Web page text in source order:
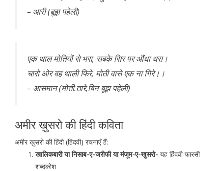
– आरी (बूझ पहेली)
एक थाल मोतियों से भरा, सबके सिर पर औंधा धरा।
चारो ओर वह थाली फिरे, मोती वासे एक ना गिरे।।
– आसमान (मोती.तारे,बिन बूझ पहेली)
अमीर ख़ुसरो की हिंदी कविता
अमीर खुसरो की हिंदी (हिंदवी) रचनाएँ हैं:
खालिकबारी या निसाब-ए-जरीफी या मंजूम-ए-खुसरो- यह हिंदवी फारसी
शब्दकोश